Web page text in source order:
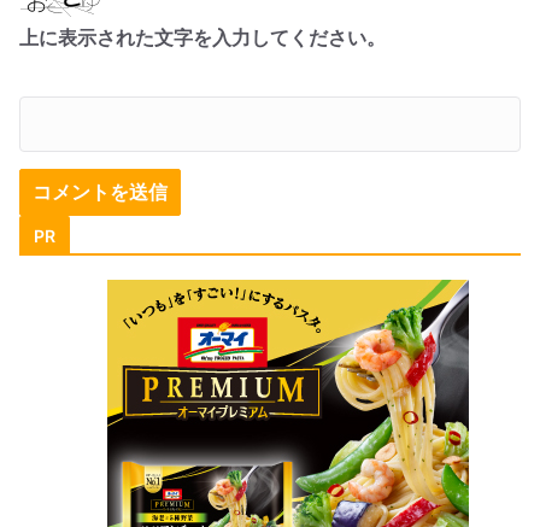
上に表示された文字を入力してください。
PR